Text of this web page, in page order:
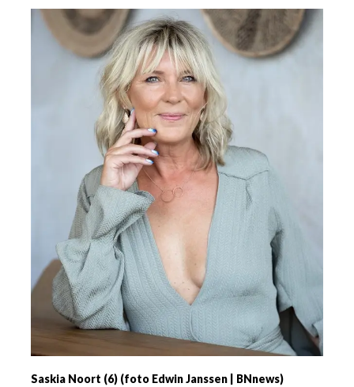
Saskia Noort (6) (foto Edwin Janssen | BNnews)